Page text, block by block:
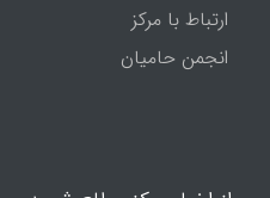
ارتباط با مرکز
انجمن حامیان